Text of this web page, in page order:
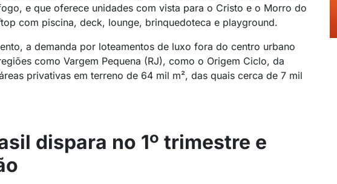
e que oferece unidades com vista para o Cristo e o Morro do
com piscina, deck, lounge, brinquedoteca e playground.
a demanda por loteamentos de luxo fora do centro urbano
como Vargem Pequena (RJ), como o Origem Ciclo, da
privativas em terreno de 64 mil m², das quais cerca de 7 mil
dispara no 1º trimestre e